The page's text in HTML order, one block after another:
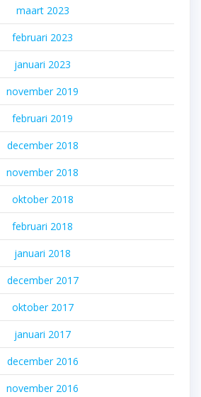
maart 2023
februari 2023
januari 2023
november 2019
februari 2019
december 2018
november 2018
oktober 2018
februari 2018
januari 2018
december 2017
oktober 2017
januari 2017
december 2016
november 2016